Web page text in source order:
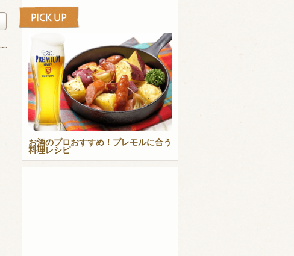
お酒のプロおすすめ！プレモルに合う
料理レシピ